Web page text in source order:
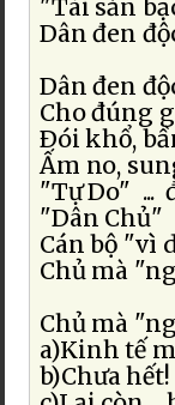
"Tài sản
Dân đen
Dân đen
Cho đúng
Ðói khổ,
Ấm no,
"Tự Do" ...
"Dân Chủ"
Cán bộ "vì
Chủ mà
Chủ mà
a)Kinh tế
b)Chưa